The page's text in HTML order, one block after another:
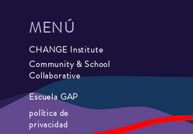
MENÚ
CHANGE Institute
Community & School
Collaborative
Escuela GAP
política de
privacidad